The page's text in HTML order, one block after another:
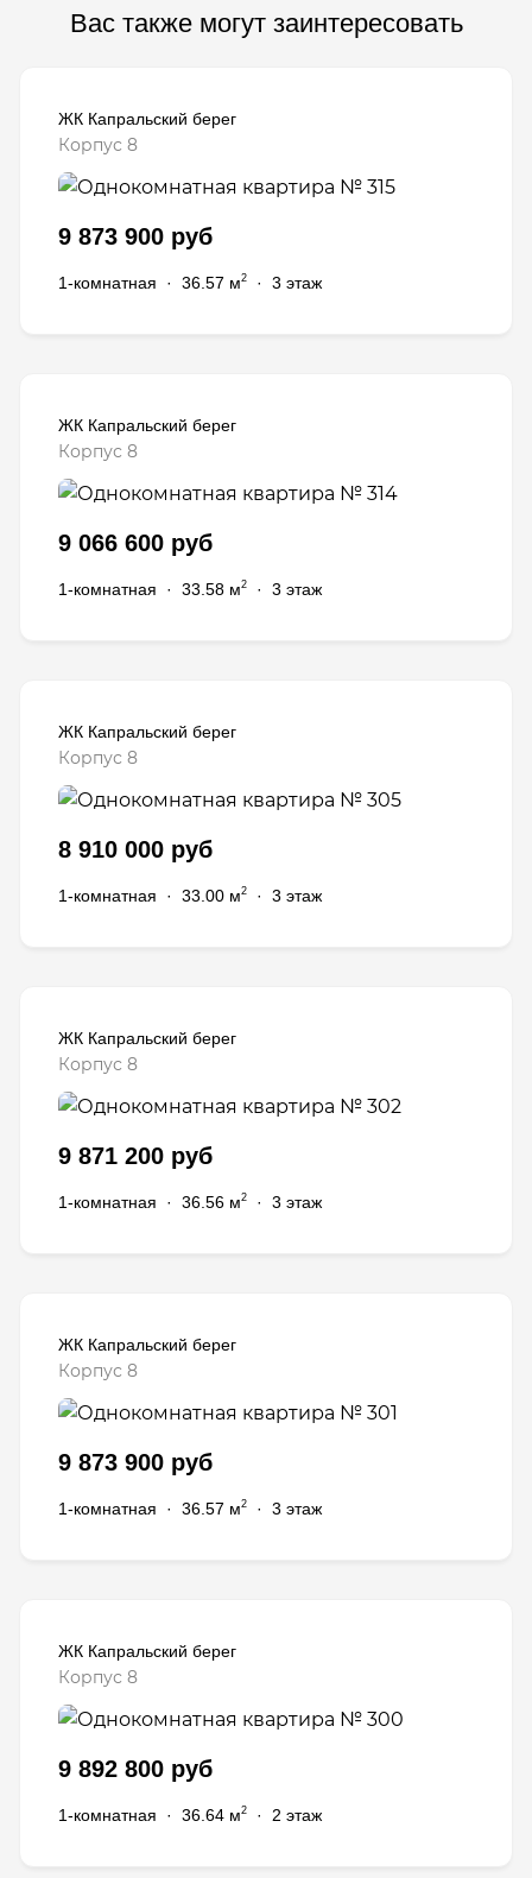
Вас также могут заинтересовать
ЖК Капральский берег
Корпус 8
9 873 900 руб
1-комнатная · 36.57 м2 · 3 этаж
ЖК Капральский берег
Корпус 8
9 066 600 руб
1-комнатная · 33.58 м2 · 3 этаж
ЖК Капральский берег
Корпус 8
8 910 000 руб
1-комнатная · 33.00 м2 · 3 этаж
ЖК Капральский берег
Корпус 8
9 871 200 руб
1-комнатная · 36.56 м2 · 3 этаж
ЖК Капральский берег
Корпус 8
9 873 900 руб
1-комнатная · 36.57 м2 · 3 этаж
ЖК Капральский берег
Корпус 8
9 892 800 руб
1-комнатная · 36.64 м2 · 2 этаж